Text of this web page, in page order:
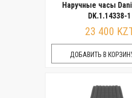
Наручные часы
DK.1.14338-1
23 400
ДОБАВИТЬ В